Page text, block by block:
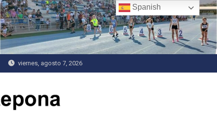
Saltar
al
contenido
viernes, agosto 7, 2026
Spanish